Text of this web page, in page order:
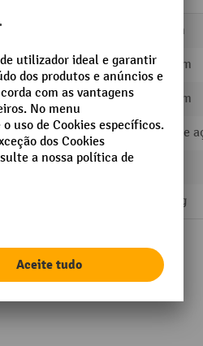
roda 80 mm
superfície de carga 400 mm
do carro 640 mm
superfície de carga Tubo de
eixos
11,4 kg